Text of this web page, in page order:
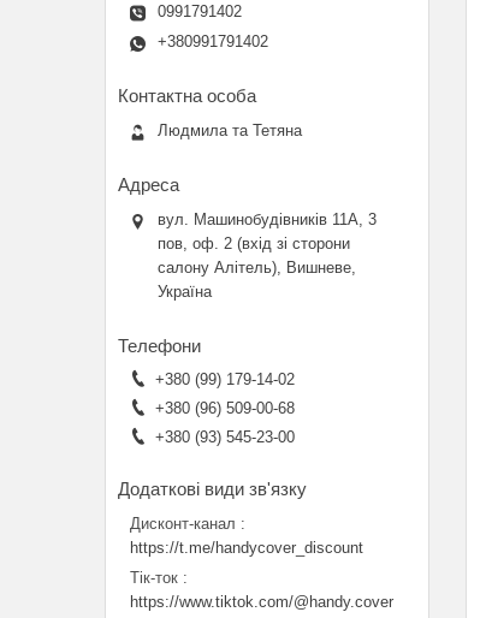
0991791402
+380991791402
Людмила та Тетяна
вул. Машинобудівників 11А, 3
пов, оф. 2 (вхід зі сторони
салону Алітель), Вишневе,
Україна
+380 (99) 179-14-02
+380 (96) 509-00-68
+380 (93) 545-23-00
Дисконт-канал
https://t.me/handycover_discount
Тік-ток
https://www.tiktok.com/@handy.cover